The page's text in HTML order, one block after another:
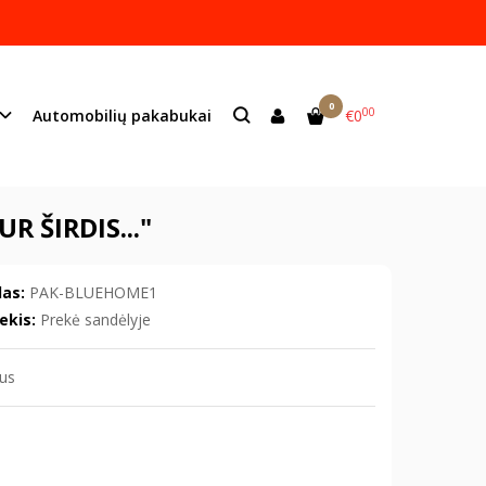
Automobilių pakabukai 0 €000
lazeriu.
info@mildeco.lt
ŠIRDIS..."
PAK-BLUEHOME1
Prekė sandėlyje